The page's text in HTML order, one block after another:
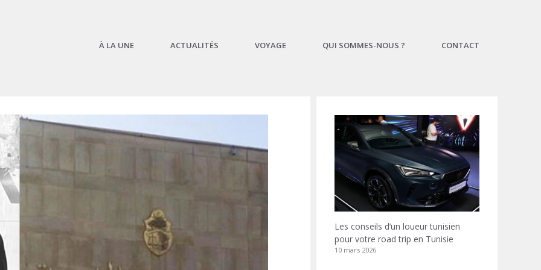
À LA UNE ACTUALITÉS VOYAGE QUI SOMMES-NOUS ? CONTACT
Les conseils d’un loueur tunisien
pour votre road trip en Tunisie
10 mars 2026